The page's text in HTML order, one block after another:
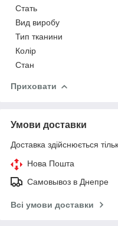
Стать
Вид виробу
Тип тканини
Колір
Стан
Приховати
Умови доставки
Доставка здійснюється
Нова Пошта
Самовывоз в Днепре
Всі умови доставки